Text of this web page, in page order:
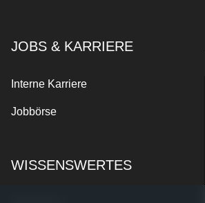
JOBS & KARRIERE
Interne Karriere
Jobbörse
WISSENSWERTES